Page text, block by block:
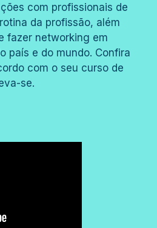
com profissionais de
da profissão, além
fazer networking em
país e do mundo. Confira
com o seu curso de
se.